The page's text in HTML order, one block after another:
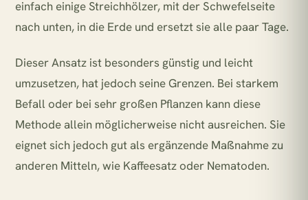
einfach einige Streichhölzer, mit der Schwefelseite
nach unten, in die Erde und ersetzt sie alle paar Tage.
Dieser Ansatz ist besonders günstig und leicht
umzusetzen, hat jedoch seine Grenzen. Bei starkem
Befall oder bei sehr großen Pflanzen kann diese
Methode allein möglicherweise nicht ausreichen. Sie
eignet sich jedoch gut als ergänzende Maßnahme zu
anderen Mitteln, wie Kaffeesatz oder Nematoden.